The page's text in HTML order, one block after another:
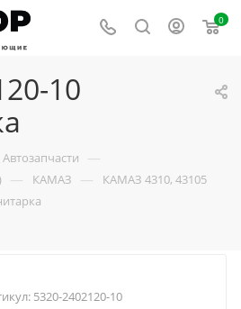
0
10
Автозапчасти —
— КАМАЗ — КАМАЗ 4310, 43105
5320-2402120-10